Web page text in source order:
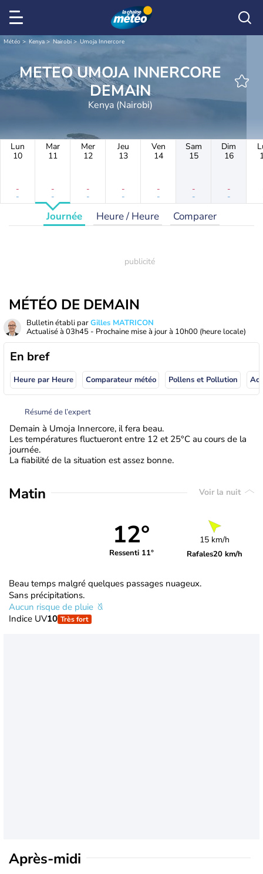
Météo Kenya Nairobi Umoja Innercore
METEO UMOJA INNERCORE
DEMAIN
Kenya (Nairobi)
Lun
10
-
-
Mar
11
-
-
Mer
12
-
-
Jeu
13
-
-
Ven
14
-
-
Sam
15
-
-
Dim
16
-
-
Journée Heure / Heure Comparer
MÉTÉO DE DEMAIN
Bulletin établi parGilles MATRICON
Actualisé à 03h45 - Prochaine mise à jour à 10h00 (heure locale)
En bref
Heure par Heure Comparateur météo Pollens et Pollution
Résumé de l’expert
Demain à Umoja Innercore, il fera beau.
Les températures fluctueront entre 12 et 25°C au cours de la
journée.
La fiabilité de la situation est assez bonne.
Matin Voir la nuit
12°
Ressenti 11°
15 km/h
Rafales20 km/h
Beau temps malgré quelques passages nuageux.
Sans précipitations.
Aucun risque de pluie
Indice UV10 Très fort
Après-midi